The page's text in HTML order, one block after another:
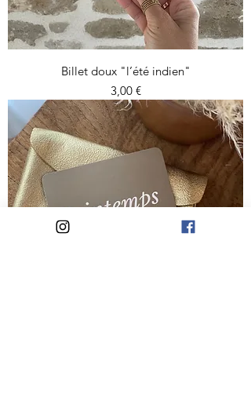
Billet doux "l’été indien"
Prix
3,00 €